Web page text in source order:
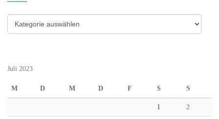
Kategorien
Juli 2023
M D M D F S S
1 2